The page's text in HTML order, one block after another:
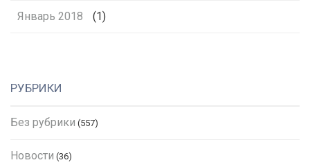
Январь 2018 (1)
РУБРИКИ
Без рубрики (557)
Новости (36)